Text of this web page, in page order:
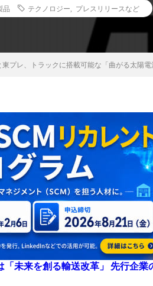
品 テクノロジー プレスリリースなど
東プレ、トラックに搭載可能な「曲がる太陽
「未来を創る輸送改革」 先行企業